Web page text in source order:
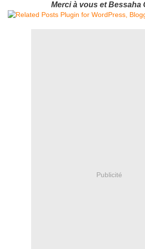
Merci à vous et Bessaha
Publicité